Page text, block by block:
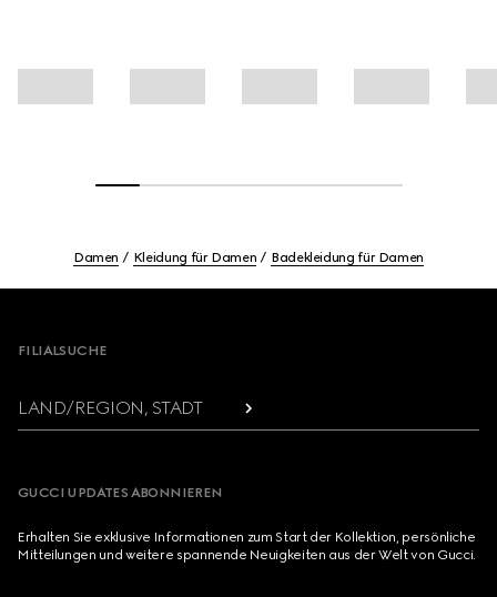
Damen Kleidung für Damen Badekleidung für Damen
FILIALSUCHE
LAND/REGION, STADT
GUCCI UPDATES ABONNIEREN
Erhalten Sie exklusive Informationen zum Start der Kollektion, persönliche
Mitteilungen und weitere spannende Neuigkeiten aus der Welt von Gucci.